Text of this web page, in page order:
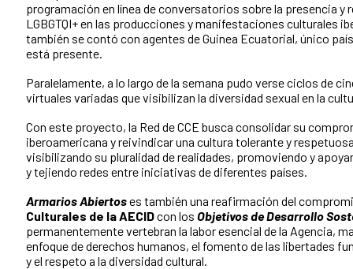
programación en línea de conversatorios sobre la presencia
LGBGTQI+ en las producciones y manifestaciones culturales
también se contó con agentes de Guinea Ecuatorial, único
está presente.
Paralelamente, a lo largo de la semana pudo verse ciclos de
virtuales variadas que visibilizan la diversidad sexual en la
Con este proyecto, la Red de CCE busca consolidar su
iberoamericana y reivindicar una cultura tolerante y
visibilizando su pluralidad de realidades, promoviendo y
y tejiendo redes entre iniciativas de diferentes países.
Armarios Abiertoses también una reafirmación del
Culturales de la AECIDcon los Objetivos de Desarrollo
permanentemente vertebran la labor esencial de la Agencia,
enfoque de derechos humanos, el fomento de las libertades
y el respeto a la diversidad cultural.